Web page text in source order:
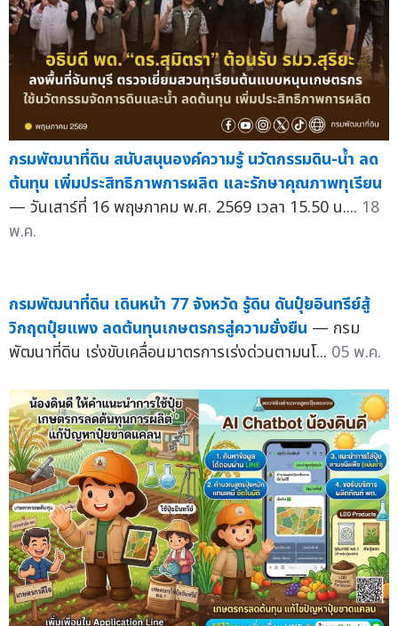
กรมพัฒนาที่ดิน สนับสนุนองค์ความรู้ นวัตกรรมดิน-น้ำ ลด
ต้นทุน เพิ่มประสิทธิภาพการผลิต และรักษาคุณภาพทุเรียน
— วันเสาร์ที่ 16 พฤษภาคม พ.ศ. 2569 เวลา 15.50 น.... 18
พ.ค.
กรมพัฒนาที่ดิน เดินหน้า 77 จังหวัด รู้ดิน ดันปุ๋ยอินทรีย์สู้
วิกฤตปุ๋ยแพง ลดต้นทุนเกษตรกรสู่ความยั่งยืน — กรม
พัฒนาที่ดิน เร่งขับเคลื่อนมาตรการเร่งด่วนตามนโ... 05 พ.ค.